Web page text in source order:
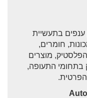
ענפים בתעשיית
חומרים,
הפלסטיק, מוצרים
בתחומי התעופה,